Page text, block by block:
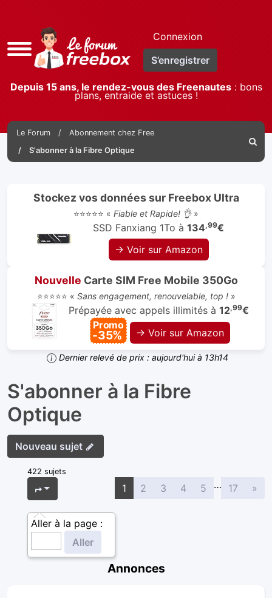
Accès
rapide
Connexion
S’enregistrer
Depuis 15 ans, le rendez-vous des Freenautes: bons
plans, entraide et astuces !
Le Forum
Abonnement chez Free
S'abonner à la Fibre Optique
Stockez vos données sur Freebox Ultra
⭐⭐⭐⭐⭐ « Fiable et Rapide! 👌»
SSD Fanxiang 1To à 134,99€
→ Voir sur Amazon
Nouvelle Carte SIM Free Mobile 350Go
⭐⭐⭐⭐⭐ « Sans engagement, renouvelable, top !»
Prépayée avec appels illimités à 12,99€
Promo
-35% → Voir sur Amazon
Dernier relevé de prix : aujourd'hui à 13h14
S'abonner à la Fibre
Optique
Nouveau sujet
422 sujets
Page
Aller à la page :
1 2 3 4 5 … 17 »
Annonces